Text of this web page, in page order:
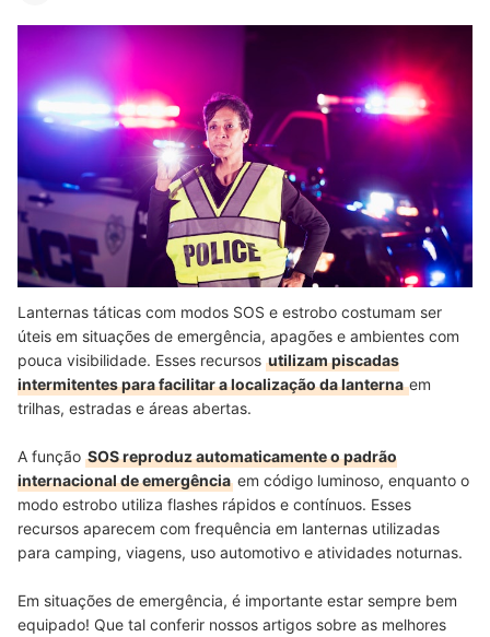
Lanternas táticas com modos SOS e estrobo costumam ser
úteis em situações de emergência, apagões e ambientes com
pouca visibilidade. Esses recursos utilizam piscadas
intermitentes para facilitar a localização da lanternaem
trilhas, estradas e áreas abertas.
A função SOS reproduz automaticamente o padrão
internacional de emergência em código luminoso, enquanto o
modo estrobo utiliza flashes rápidos e contínuos. Esses
recursos aparecem com frequência em lanternas utilizadas
para camping, viagens, uso automotivo e atividades noturnas.
Em situações de emergência, é importante estar sempre bem
equipado! Que tal conferir nossos artigos sobre as melhores